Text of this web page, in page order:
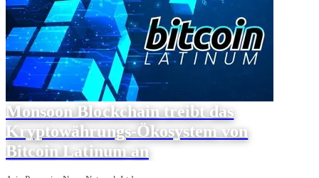
Monsoon Blockchain treibt das
Kryptowährungs-Ökosystem von
Bitcoin Latinum an